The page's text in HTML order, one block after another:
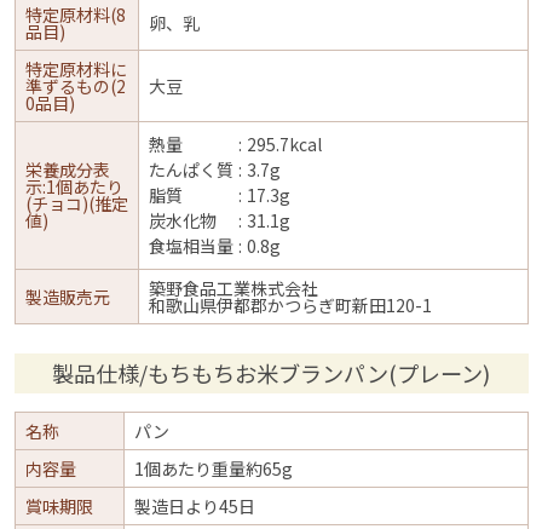
特定原材料(8
品目)
卵、乳
特定原材料に
準ずるもの(2
0品目)
大豆
栄養成分表
示:1個あたり
(チョコ)(推定
値)
熱量
295.7kcal
たんぱく質
3.7g
脂質
17.3g
炭水化物
31.1g
食塩相当量 0.8g
製造販売元 築野食品工業株式会社
和歌山県伊都郡かつらぎ町新田120-1
製品仕様/もちもちお米ブランパン(プレーン)
名称
パン
内容量
1個あたり重量約65g
賞味期限
製造日より45日